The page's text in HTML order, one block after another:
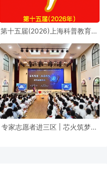
第十五届(2026)上海科普教育创
专家志愿者进三区 | 芯火筑梦进